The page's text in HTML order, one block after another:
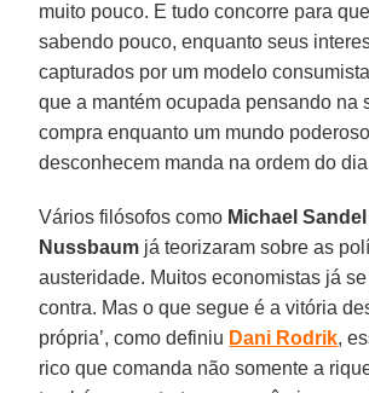
muito pouco. E tudo concorre para
sabendo pouco, enquanto seus
capturados por um modelo
que a mantém ocupada pensando na
compra enquanto um mundo
desconhecem manda na ordem do
Vários filósofos como Michael Sandel
Nussbaum já teorizaram sobre as
austeridade. Muitos economistas já
contra. Mas o que segue é a vitória
própria’, como definiu Dani Rodrik,
rico que comanda não somente a